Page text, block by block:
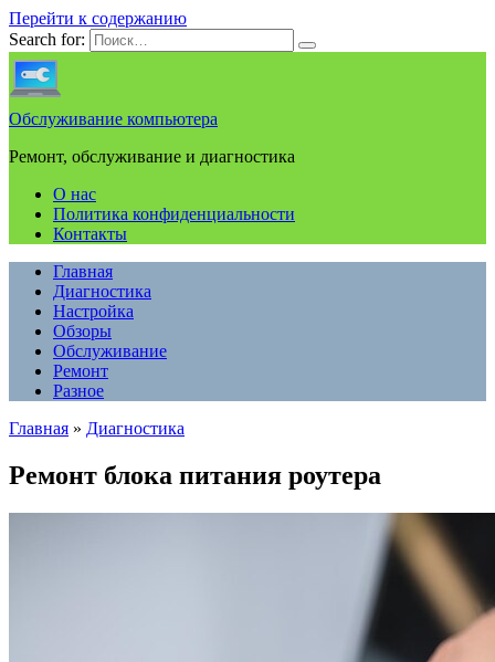
Перейти к содержанию
Search for:
Обслуживание компьютера
Ремонт, обслуживание и диагностика
О нас
Политика конфиденциальности
Контакты
Главная
Диагностика
Настройка
Обзоры
Обслуживание
Ремонт
Разное
Главная » Диагностика
Ремонт блока питания роутера